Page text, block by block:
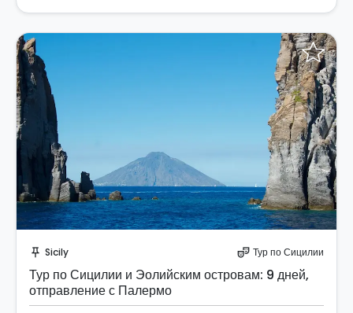
push_pin Sicily theater_comedy Тур по Сицилии
Тур по Сицилии и Эолийским островам: 9 дней,
отправление с Палермо